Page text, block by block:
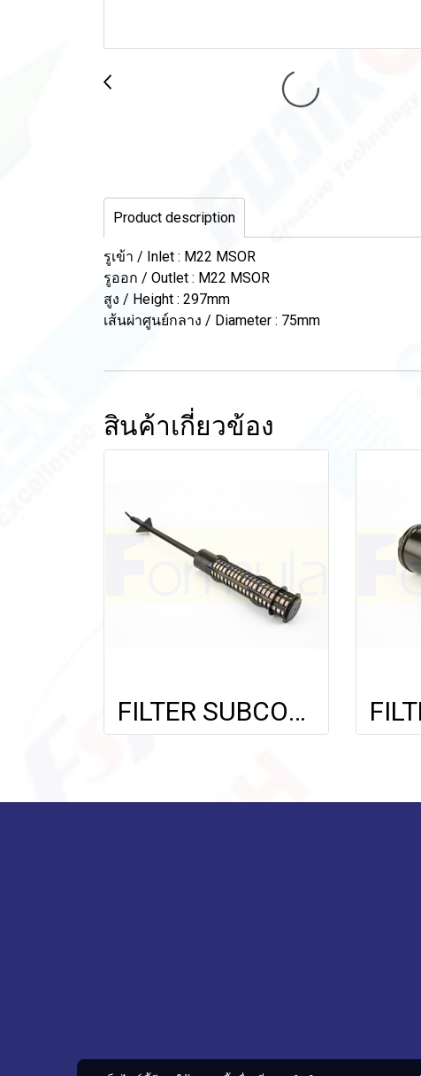
Product description
รูเข้า / Inlet : M22 MSOR
รูออก / Outlet : M22 MSOR
สูง / Height : 297mm
เส้นผ่าศูนย์กลาง / Diameter : 75mm
สินค้าเกี่ยวข้อง
FILTER SUBCOOL FOR BENZ C-CLASS BMW E65